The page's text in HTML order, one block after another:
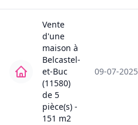
Vente
d'une
maison à
Belcastel-
et-Buc
(11580)
de 5
pièce(s) -
151 m2
09-07-2025